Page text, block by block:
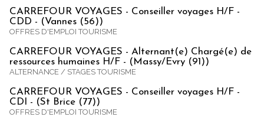
CARREFOUR VOYAGES - Conseiller voyages H/F -
CDD - (Vannes (56))
OFFRES D'EMPLOI TOURISME
CARREFOUR VOYAGES - Alternant(e) Chargé(e) de
ressources humaines H/F - (Massy/Evry (91))
ALTERNANCE / STAGES TOURISME
CARREFOUR VOYAGES - Conseiller voyages H/F -
CDI - (St Brice (77))
OFFRES D'EMPLOI TOURISME